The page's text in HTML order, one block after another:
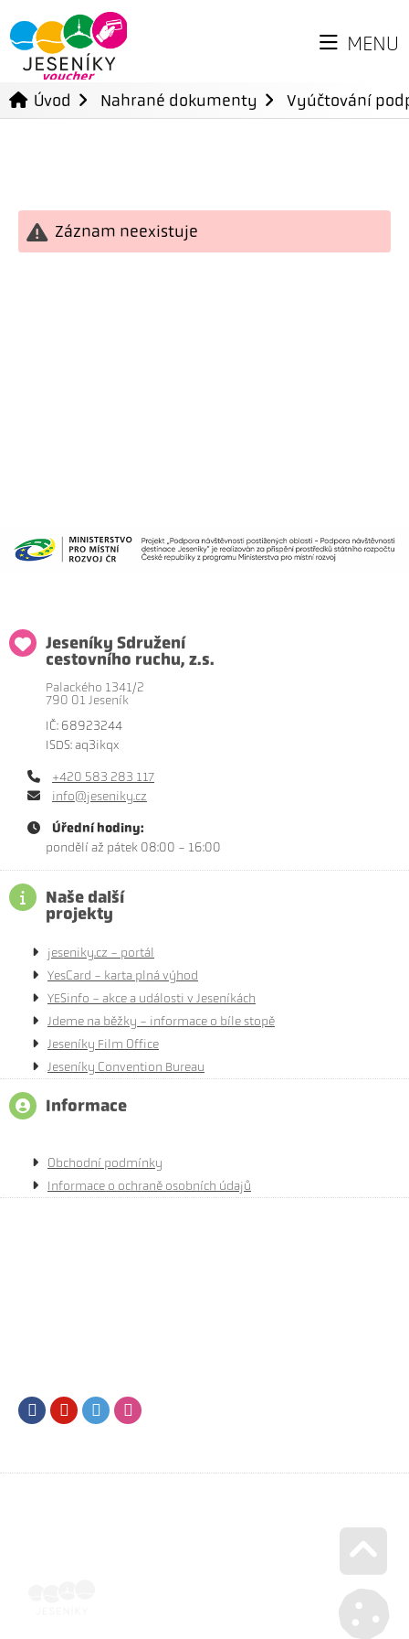
MENU
Úvod Nahrané dokumenty Vyúčtování
Záznam neexistuje
Jeseníky Sdružení
cestovního ruchu, z.s.
Palackého 1341/2
790 01 Jeseník
IČ: 68923244
ISDS: aq3ikqx
+420 583 283 117
info@jeseniky.cz
Úřední hodiny:
pondělí až pátek 08:00 - 16:00
Naše další
projekty
jeseniky.cz - portál
YesCard - karta plná výhod
YESinfo - akce a události v Jeseníkách
Jdeme na běžky - informace o bíle stopě
Jeseníky Film Office
Jeseníky Convention Bureau
Informace
Obchodní podmínky
Informace o ochraně osobních údajů
FacebookYoutubeTwitter
Go